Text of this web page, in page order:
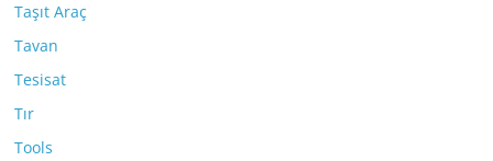
Taşıt Araç
Tavan
Tesisat
Tır
Tools